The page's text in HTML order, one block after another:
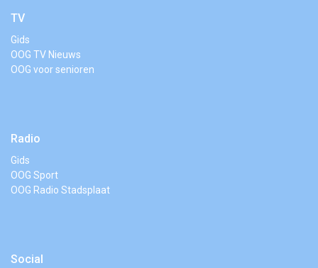
TV
Gids
OOG TV Nieuws
OOG voor senioren
Radio
Gids
OOG Sport
OOG Radio Stadsplaat
Social